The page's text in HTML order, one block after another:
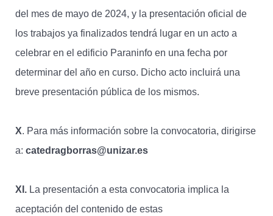
del mes de mayo de 2024, y la presentación oficial de
los trabajos ya finalizados tendrá lugar en un acto a
celebrar en el edificio Paraninfo en una fecha por
determinar del año en curso. Dicho acto incluirá una
breve presentación pública de los mismos.
X. Para más información sobre la convocatoria, dirigirse
a: catedragborras@unizar.es
XI. La presentación a esta convocatoria implica la
aceptación del contenido de estas